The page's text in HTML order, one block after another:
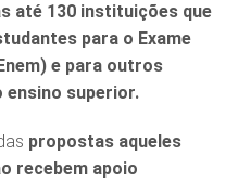
até 130 instituições que
para o Exame
e para outros
ensino superior.
propostas aqueles
recebem apoio